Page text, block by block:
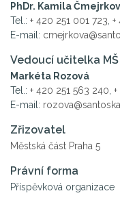
PhDr. Kamila
Tel.: + 420 251 001 723 +
E-mail:
Vedoucí učitelka MŠ
Markéta Rozová
Tel.: + 420 251 563 240
E-mail:
Zřizovatel
Městská část Praha 5
Právní forma
Příspěvková organizace